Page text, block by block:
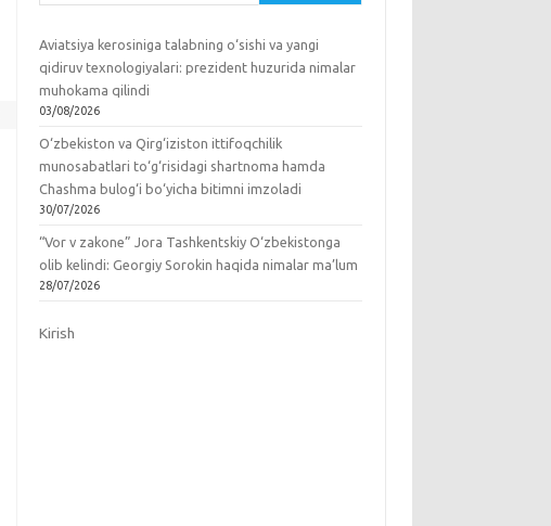
Aviatsiya kerosiniga talabning o‘sishi va yangi
qidiruv texnologiyalari: prezident huzurida nimalar
muhokama qilindi
03/08/2026
O‘zbekiston va Qirg‘iziston ittifoqchilik
munosabatlari to‘g‘risidagi shartnoma hamda
Chashma bulog‘i bo‘yicha bitimni imzoladi
30/07/2026
“Vor v zakone” Jora Tashkentskiy O‘zbekistonga
olib kelindi: Georgiy Sorokin haqida nimalar ma’lum
28/07/2026
Kirish